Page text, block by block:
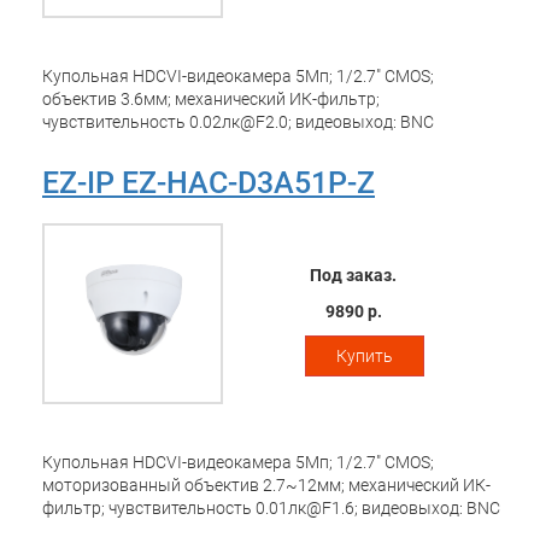
Купольная HDCVI-видеокамера 5Мп; 1/2.7" CMOS;
объектив 3.6мм; механический ИК-фильтр;
чувствительность 0.02лк@F2.0; видеовыход: BNC
25к/c@5Мп; ИК-подсветка до 20м; питание: 12В(DC);
корпус: пластик
EZ-IP EZ-HAC-D3A51P-Z
Купольная HDCVI-видеокамера 5Мп; 1/2.7" CMOS;
моторизованный объектив 2.7~12мм; механический ИК-
фильтр; чувствительность 0.01лк@F1.6; видеовыход: BNC
Под заказ.
9890 р.
Купить